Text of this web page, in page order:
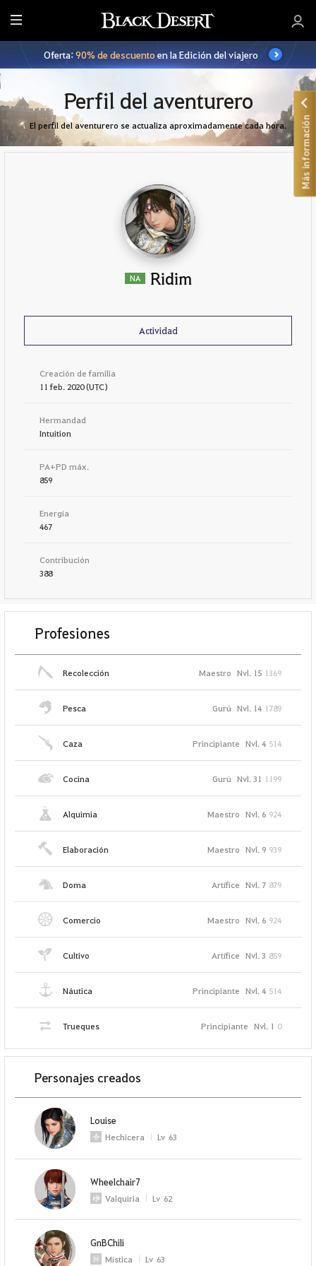
T
o
d
Oferta:90% de descuentoen la Edición del viajero
Perfil del aventurero
El perfil del aventurero se actualiza aproximadamente cada hora.
NA Ridim
Actividad
Creación de familia
11 feb. 2020 (UTC)
Hermandad
Intuition
PA+PD máx.
859
Energía
467
Contribución
388
Profesiones
Recolección Maestro Nvl. 15 1369
Pesca Gurú Nvl. 14 1789
Caza Principiante Nvl. 4 514
Cocina Gurú Nvl. 31 1199
Alquimia Maestro Nvl. 6 924
Elaboración Maestro Nvl. 9 939
Doma Artífice Nvl. 7 879
Comercio Maestro Nvl. 6 924
Cultivo Artífice Nvl. 3 859
Náutica Principiante Nvl. 4 514
Trueques Principiante Nvl. 1 0
Personajes creados
Louise
Hechicera Lv 63
Wheelchair7
Valquiria Lv 62
GnBChili
Mística Lv 63
Más información